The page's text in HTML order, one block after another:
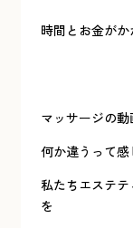
時間とお金が
マッサージの動
何か違うって感
私たちエステ
を